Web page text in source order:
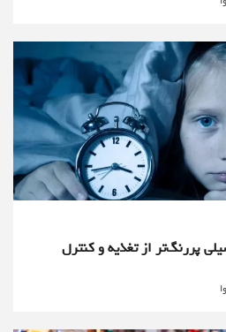
پررنگ‌تر از تغذیه و کنترل